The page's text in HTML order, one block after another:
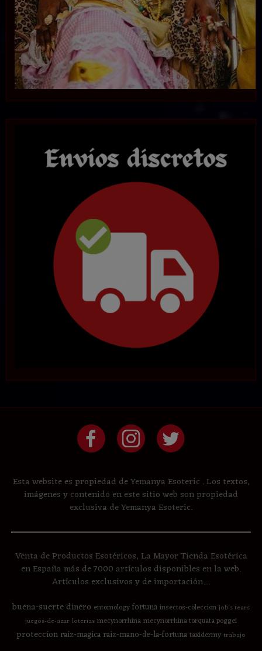
Esta website es propiedad de Yemanya Esoteric . Los textos,
imágenes y contenido en este sitio web son propiedad
exclusiva de Yemanya Esoteric.
Venta de Productos Esotéricos, La Mayor Tienda Esotérica
en España más de 7000 artículos disponibles en la web.
Artículos exclusivos y de importación....
buena-suertedinero entomologyfortunainsectos-coleccion job's tears
juegos-de-azar loterias mecynorrhinamecynorrhina torquata poggei
proteccion raiz-magica raiz-mano-de-la-fortunataxidermy trabajo